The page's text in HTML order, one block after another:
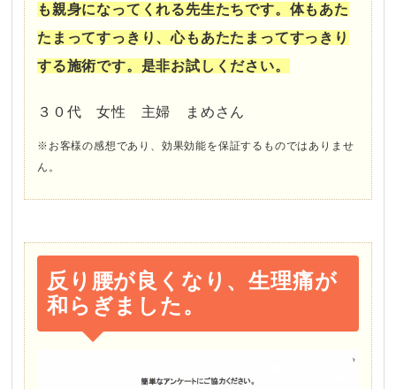
も親身になってくれる先生たちです。体もあた
たまってすっきり、心もあたたまってすっきり
する施術です。是非お試しください。
３０代 女性 主婦 まめさん
※お客様の感想であり、効果効能を保証するものではありませ
ん。
反り腰が良くなり、生理痛が
和らぎました。